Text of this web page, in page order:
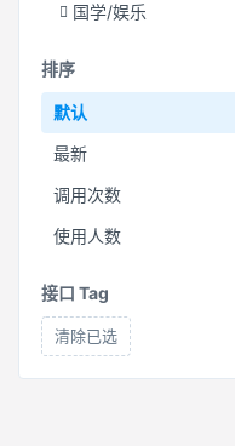
国学/娱乐
排序
默认
最新
调用次数
使用人数
接口 Tag
清除已选